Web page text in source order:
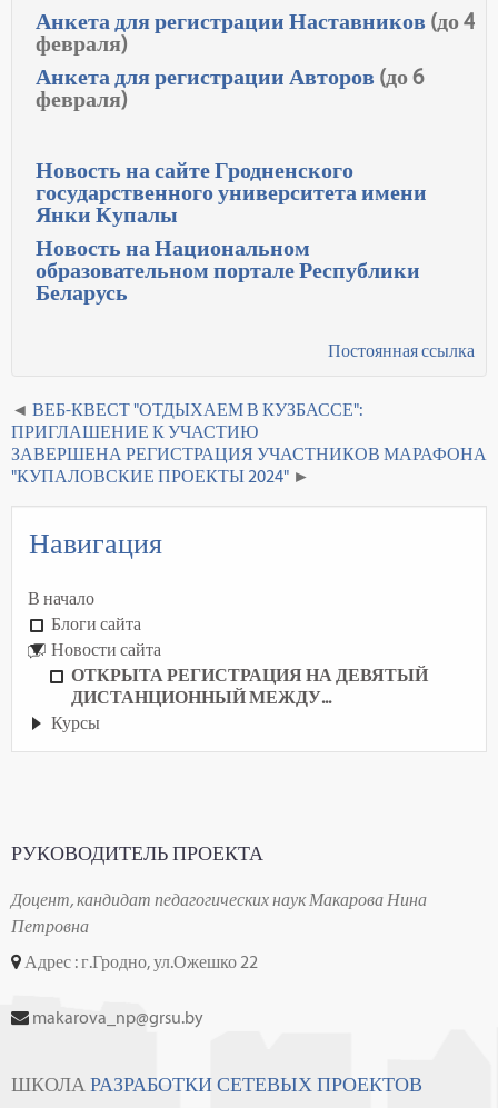
Анкета для регистрации Наставников (до 4
февраля)
Анкета для регистрации Авторов (до 6
февраля)
Новость на сайте Гродненского
государственного университета имени
Янки Купалы
Новость на Национальном
образовательном портале Республики
Беларусь
Постоянная ссылка
ВЕБ-КВЕСТ "ОТДЫХАЕМ В КУЗБАССЕ":
ПРИГЛАШЕНИЕ К УЧАСТИЮ
ЗАВЕРШЕНА РЕГИСТРАЦИЯ УЧАСТНИКОВ МАРАФОНА
"КУПАЛОВСКИЕ ПРОЕКТЫ 2024"
Навигация
В начало
Блоги сайта
Новости сайта
ОТКРЫТА РЕГИСТРАЦИЯ НА ДЕВЯТЫЙ
ДИСТАНЦИОННЫЙ МЕЖДУ...
Курсы
РУКОВОДИТЕЛЬ ПРОЕКТА
Доцент, кандидат педагогических наук Макарова Нина
Петровна
Адрес : г.Гродно, ул.Ожешко 22
makarova_np@grsu.by
ШКОЛА РАЗРАБОТКИ СЕТЕВЫХ ПРОЕКТОВ